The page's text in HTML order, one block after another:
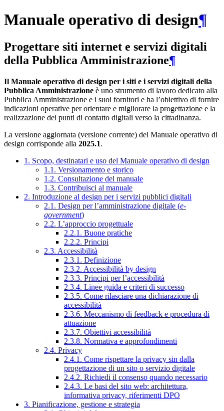
Manuale operativo di design¶
Progettare siti internet e servizi digitali
della Pubblica Amministrazione¶
Il Manuale operativo di design per i siti e i servizi digitali della
Pubblica Amministrazione è uno strumento di lavoro dedicato alla
Pubblica Amministrazione e i suoi fornitori e ha l’obiettivo di fornire
indicazioni operative per orientare e migliorare la progettazione e la
realizzazione dei punti di contatto digitali verso la cittadinanza.
La versione aggiornata (versione corrente) del Manuale operativo di
design corrisponde alla 2025.1.
1. Scopo, destinatari e uso del Manuale operativo di design
1.1. Versionamento e storico
1.2. Consultazione del manuale
1.3. Contribuisci al manuale
2. Introduzione al design per i servizi pubblici digitali
2.1. Design per l’amministrazione digitale (e-
government)
2.2. L’approccio progettuale
2.2.1. Buone pratiche
2.2.2. Principi
2.3. Accessibilità
2.3.1. Definizione
2.3.2. Accessibilità by design
2.3.3. Principi per l’accessibilità
2.3.4. Linee guida e criteri di successo
2.3.5. Come rilasciare una dichiarazione di
accessibilità
2.3.6. Meccanismo di feedback e procedura di
attuazione
2.3.7. Obiettivi accessibilità
2.3.8. Normativa e approfondimenti
2.4. Privacy
2.4.1. Come rispettare la privacy sin dalla
progettazione di un sito o servizio digitale
2.4.2. Richiedi il consenso quando necessario
2.4.3. Le basi del sito web: architettura,
informativa privacy, riferimenti DPO
3. Pianificazione, gestione e strategia